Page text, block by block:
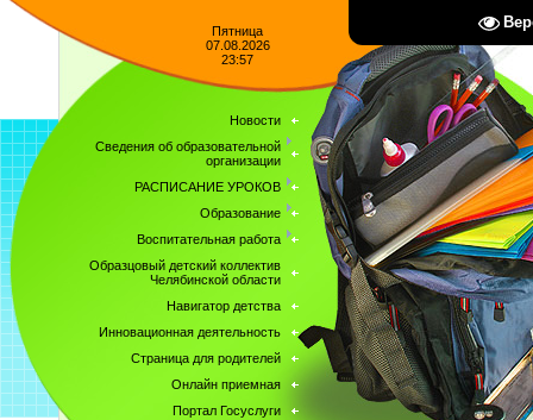
Пятница
07.08.2026
23:57
Новости
Сведения об образовательной
организации
РАСПИСАНИЕ УРОКОВ
Образование
Воспитательная работа
Образцовый детский коллектив
Челябинской области
Навигатор детства
Инновационная деятельность
Страница для родителей
Онлайн приемная
Портал Госуслуги